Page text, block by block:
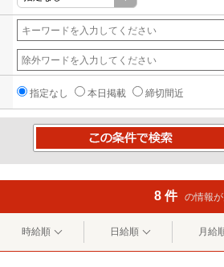
指定なし 本日掲載 締切間近
8 件 の情報
時給順 日給順 月給